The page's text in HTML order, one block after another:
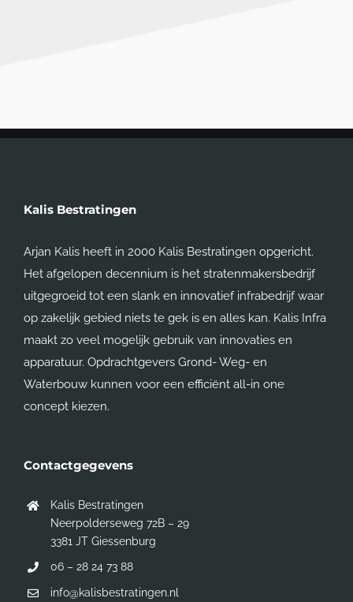
Kalis Bestratingen
Arjan Kalis heeft in 2000 Kalis Bestratingen opgericht.
Het afgelopen decennium is het stratenmakersbedrijf
uitgegroeid tot een slank en innovatief infrabedrijf waar
op zakelijk gebied niets te gek is en alles kan. Kalis Infra
maakt zo veel mogelijk gebruik van innovaties en
apparatuur. Opdrachtgevers Grond- Weg- en
Waterbouw kunnen voor een efficiënt all-in one
concept kiezen.
Contactgegevens
Kalis Bestratingen
Neerpolderseweg 72B – 29
3381 JT Giessenburg
06 – 28 24 73 88
info@kalisbestratingen.nl